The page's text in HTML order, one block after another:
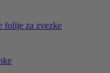
folije za zvezke